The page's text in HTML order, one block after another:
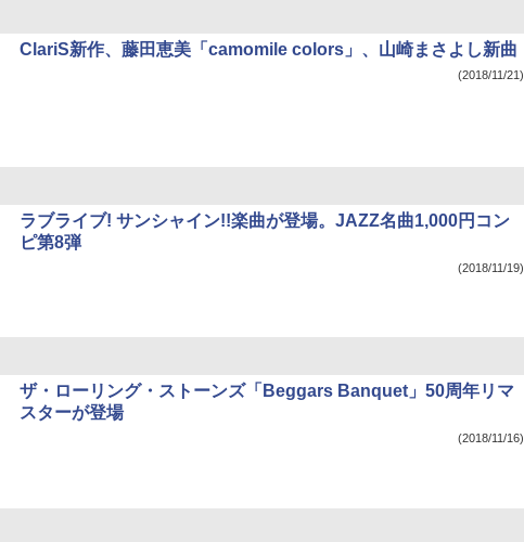
ClariS新作、藤田恵美「camomile colors」、山崎まさよし新曲
(2018/11/21)
ラブライブ! サンシャイン!!楽曲が登場。JAZZ名曲1,000円コン
ピ第8弾
(2018/11/19)
ザ・ローリング・ストーンズ「Beggars Banquet」50周年リマ
スターが登場
(2018/11/16)